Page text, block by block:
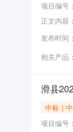
项目编号：
正文内容：
发布时间：
相关产品：
滑县
中标｜
项目编号：